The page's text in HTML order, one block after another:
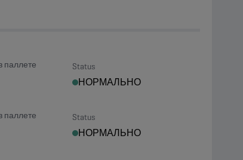
паллете Status
НОРМАЛЬНО
паллете Status
НОРМАЛЬНО